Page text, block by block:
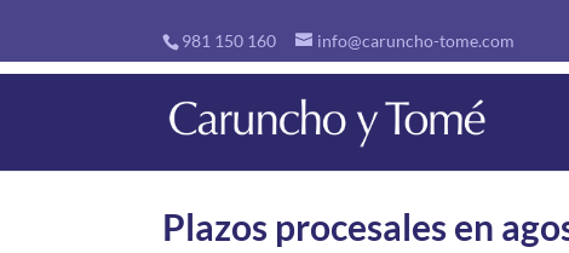
981 150 160 info@caruncho-tome.com
Plazos procesales en